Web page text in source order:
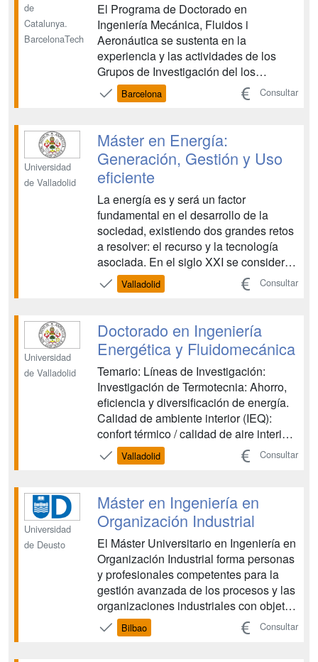
de
Catalunya.
BarcelonaTech
El Programa de Doctorado en
Ingeniería Mecánica, Fluidos i
Aeronáutica se sustenta en la
experiencia y las actividades de los
Grupos de Investigación del los
Departamentos de: Ingeniería
Mecánica, Mecánica de Fluidos i
añaden investigadores que trabajan en
el tema de Aeronáutica en diversos
departamentos. ...
Barcelona Consultar
Universidad
de Valladolid
Máster en Energía:
Generación, Gestión y Uso
eficiente
La energía es y será un factor
fundamental en el desarrollo de la
sociedad, existiendo dos grandes retos
a resolver: el recurso y la tecnología
asociada. En el siglo XXI se considera
la desaparición de recursos
tradicionales y el reto de aprovechar
utilizados, lo que provoca una
necesidad de tecnologías asociadas,
que ...
Valladolid Consultar
Universidad
de Valladolid
Doctorado en Ingeniería
Energética y Fluidomecánica
Temario: Líneas de Investigación:
Investigación de Termotecnia: Ahorro,
eficiencia y diversificación de energía.
Calidad de ambiente interior (IEQ):
confort térmico / calidad de aire interior
(IAQ). Tecnologías de climatización y
certificación energética de edificios.
instalaciones todo aire. Sistemas de
enfriamiento evapora...
Valladolid Consultar
Universidad
de Deusto
Máster en Ingeniería en
Organización Industrial
El Máster Universitario en Ingeniería en
Organización Industrial forma personas
y profesionales competentes para la
gestión avanzada de los procesos y las
organizaciones industriales con objeto
de mejorar su competitividad y crear
valor para sus partícipes sociales
Bilbao Consultar